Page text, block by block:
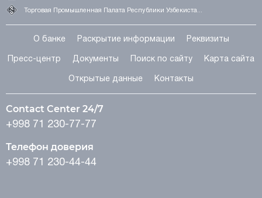
Торговая Промышленная Палата Республики Узбекиста...
О банке Раскрытие информации Реквизиты
Пресс-центр Документы Поиск по сайту Карта сайта
Открытые данные Контакты
Contact Center 24/7
+998 71 230-77-77
Телефон доверия
+998 71 230-44-44